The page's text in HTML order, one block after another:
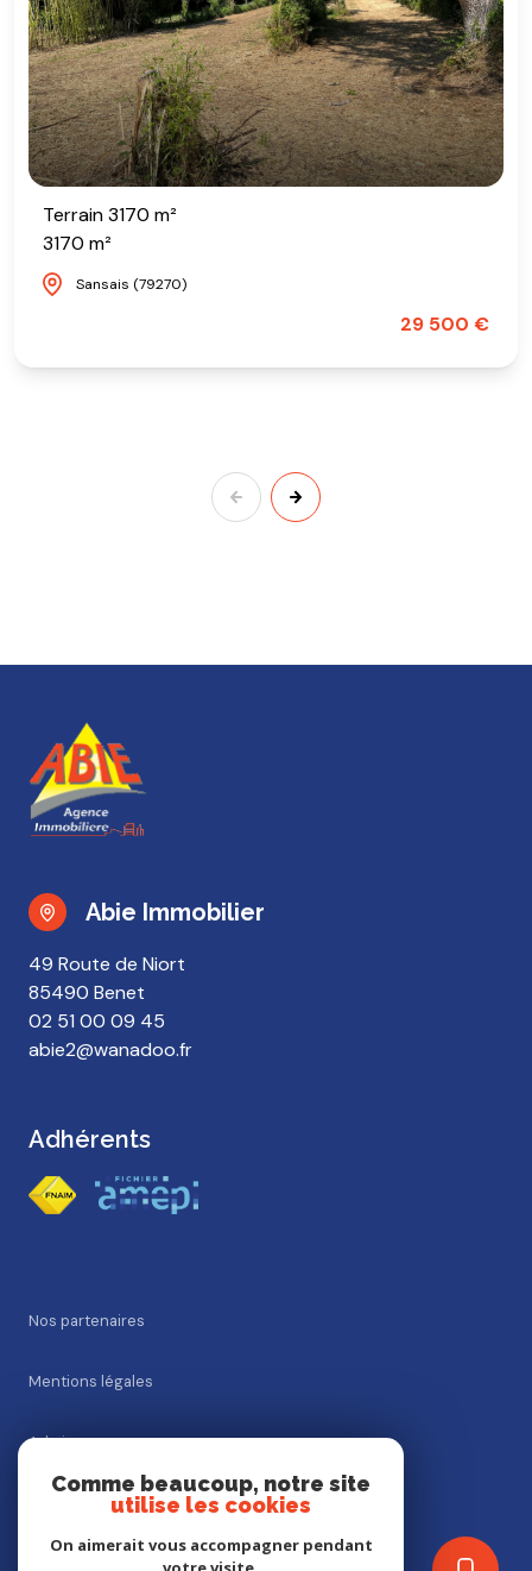
Terrain 3170 m²
3170 m²
Sansais (79270)
29 500 €
Abie Immobilier
02 51 00 09 45
abie2@wanadoo.fr
49 Route de Niort
85490 Benet
Adhérents
Nos partenaires
Mentions légales
Admin
Nos honoraires
Comme beaucoup, notre site
utilise les cookies
On aimerait vous accompagner pendant